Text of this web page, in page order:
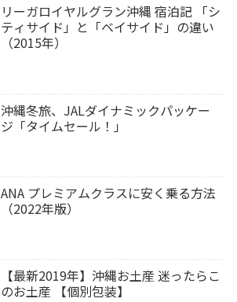
リーガロイヤルグラン沖縄 宿泊記 「シ
ティサイド」と「ベイサイド」の違い
（2015年）
沖縄冬旅、JALダイナミックパッケー
ジ「タイムセール！」
ANA プレミアムクラスに安く乗る方法
（2022年版）
【最新2019年】沖縄お土産 迷ったらこ
のお土産 【個別包装】